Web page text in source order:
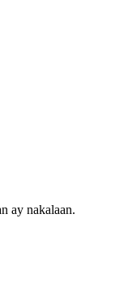
ay nakalaan.